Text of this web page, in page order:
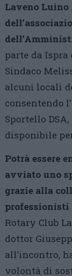
Laveno Luino
parte da
Sindaco
alcuni locali
consentendo
Sportello
disponibile
Potrà essere
avviato uno
grazie alla
professionisti
Rotary Club
dottor
all’incontro,
volontà di